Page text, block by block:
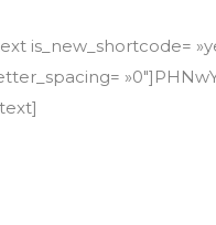
is_new_shortcode=